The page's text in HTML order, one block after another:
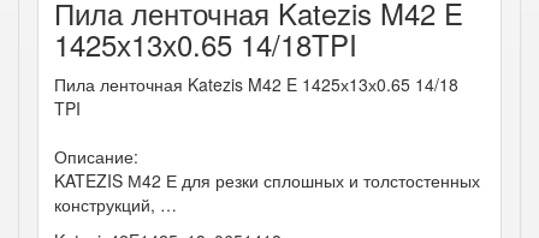
Пила ленточная Katezis M42 E
1425х13х0.65 14/18TPI
Пила ленточная Katezis M42 E 1425х13х0.65 14/18
TPI
Описание:
KATEZIS М42 Е для резки сплошных и толстостенных
конструкций, …